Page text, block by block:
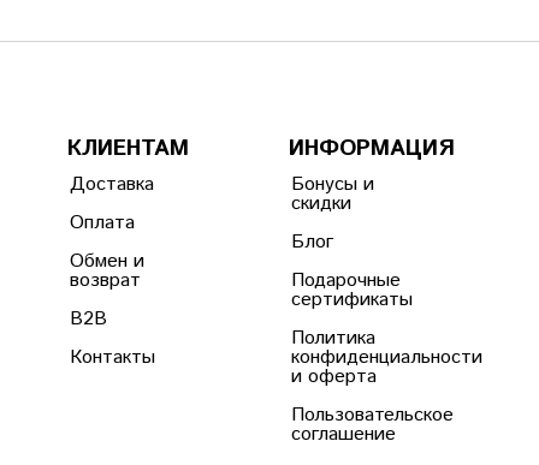
КЛИЕНТАМ
Доставка
Оплата
Обмен и
возврат
B2B
Контакты
ИНФОРМАЦИЯ
Бонусы и
скидки
Блог
Подарочные
сертификаты
Политика
конфиденциальности
и оферта
Пользовательское
соглашение